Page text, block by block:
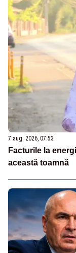
7 aug. 2026, 07:53
Facturile la
această toamnă